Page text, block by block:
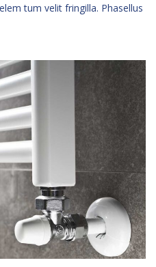
tum velit fringilla. Phasellus